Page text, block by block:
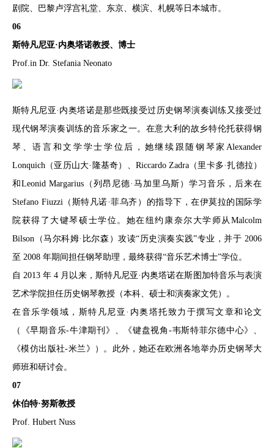
剧院、巴黎卢浮宫礼堂、东京、横滨、札幌等日本城市。
06
斯特凡尼亚·内奥塔诺教授、博士
Prof.in Dr. Stefania Neonato
斯特凡尼亚·内奥塔诺是那些既接受过历史钢琴演奏训练又接受过
现代钢琴演奏训练的音乐家之一。在意大利的故乡特伦托获得钢
琴、语言和文学学士学位后，她继续跟随钢琴家Alexander
Lonquich（亚历山大·隆基奇）、Riccardo Zadra（里卡多·扎德拉）
和Leonid Margarius（列昂尼德·马加里乌斯）学习音乐，后来在
Stefano Fiuzzi（斯特凡诺·菲乌齐）的指导下，在伊莫拉的国际学
院获得了大键琴硕士学位。她在纽约康奈尔大学师从Malcolm
Bilson（马尔科姆·比尔森）攻读“历史演奏实践”专业，并于 2006
至 2008 年期间担任钢琴助理，最终获得“音乐艺术博士”学位。
自 2013 年 4 月以来，斯特凡尼亚·内奥塔诺在斯图加特音乐与表演
艺术学院担任历史钢琴教授（本科、硕士和演奏家文凭）。
在音乐学领域，斯特凡尼亚·内奥塔托致力于撰写文章和论文
（《早期音乐-牛津期刊》、《键盘视角-韦斯特菲尔德中心》、
《模仿出版社-米兰》）。此外，她还在欧洲各地举办历史钢琴大
师班和研讨会。
07
休伯特·努斯教授
Prof. Hubert Nuss